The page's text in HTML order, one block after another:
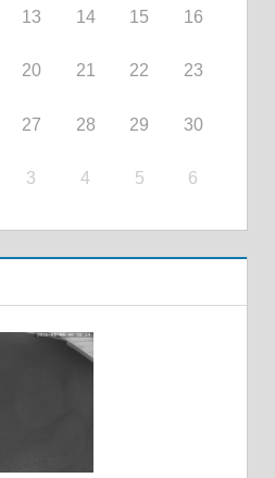
13 14 15 16
20 21 22 23
27 28 29 30
3 4 5 6